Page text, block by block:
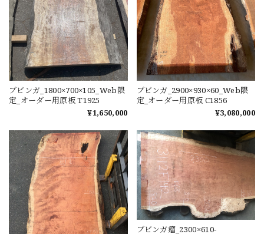
ブビンガ_1800×700×105_Web限
定_オーダー用原板 T1925
¥1,650,000
ブビンガ_2900×930×60_Web限
定_オーダー用原板 C1856
¥3,080,000
ブビンガ瘤_2300×610-